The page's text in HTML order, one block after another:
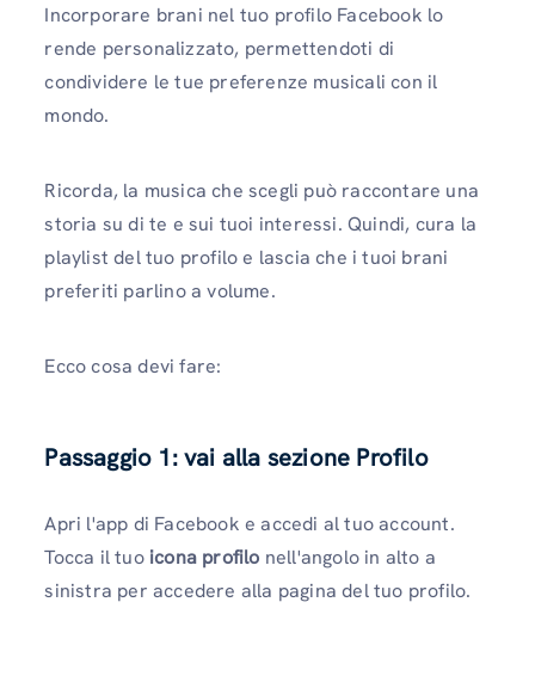
Incorporare brani nel tuo profilo Facebook lo
rende personalizzato, permettendoti di
condividere le tue preferenze musicali con il
mondo.
Ricorda, la musica che scegli può raccontare una
storia su di te e sui tuoi interessi. Quindi, cura la
playlist del tuo profilo e lascia che i tuoi brani
preferiti parlino a volume.
Ecco cosa devi fare:
Passaggio 1: vai alla sezione Profilo
Apri l'app di Facebook e accedi al tuo account.
Tocca il tuo icona profilo nell'angolo in alto a
sinistra per accedere alla pagina del tuo profilo.